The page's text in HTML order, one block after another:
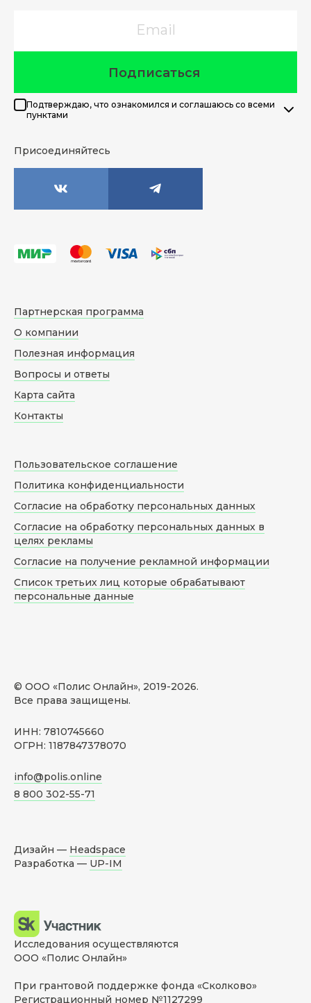
Подписаться
Подтверждаю, что ознакомился и соглашаюсь со всеми
пунктами
Присоединяйтесь
© ООО «Полис Онлайн», 2019-2026.
Все права защищены.
ИНН: 7810745660
ОГРН: 1187847378070
info@polis.online
8 800 302-55-71
Партнерская программа
О компании
Полезная информация
Вопросы и ответы
Карта сайта
Контакты
Пользовательское соглашение
Политика конфиденциальности
Согласие на обработку персональных данных
Согласие на обработку персональных данных в
целях рекламы
Согласие на получение рекламной информации
Список третьих лиц которые обрабатывают
персональные данные
Дизайн — Headspace
Разработка — UP-IM
Исследования осуществляются
ООО «Полис Онлайн»
При грантовой поддержке фонда «Сколково»
Регистрационный номер №1127299